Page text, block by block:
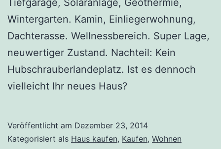
Wintergarten. Kamin, Einliegerwohnung,
Dachterasse. Wellnessbereich. Super Lage,
neuwertiger Zustand. Nachteil: Kein
Hubschrauberlandeplatz. Ist es dennoch
vielleicht Ihr neues Haus?
Veröffentlicht am Dezember 23, 2014
Kategorisiert als Haus kaufen, Kaufen, Wohnen